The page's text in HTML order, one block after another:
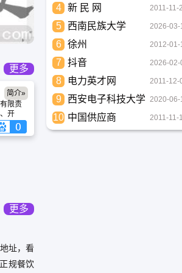
更多
限责
开
产
产品
简介»
更多
址，看
规餐饮
4 新 民 网 2011-11-
5
西南民族大学 2026-03-
6
徐州 2012-01-
7
抖音 2026-02-
8
电力英才网 2011-12-
9
西安电子科技大学 2020-06-
10 中国供应商 2011-11-